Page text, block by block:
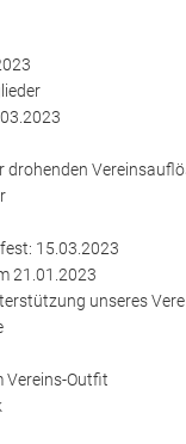
drohenden
15.03.2023
21.01.2023
unseres
Vereins-Outfit